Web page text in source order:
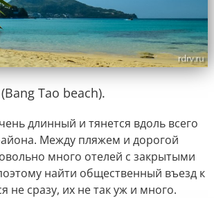
Tao beach).
длинный и тянется вдоль всего
Между пляжем и дорогой
много отелей с закрытыми
найти общественный въезд к
не сразу, их не так уж и много.